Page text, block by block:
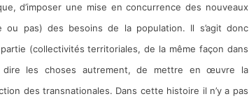
d’imposer une mise en concurrence des nouveaux
pas) des besoins de la population. Il s’agit donc
(collectivités territoriales, de la même façon dans
dire les choses autrement, de mettre en œuvre la
des transnationales. Dans cette histoire il n’y a pas